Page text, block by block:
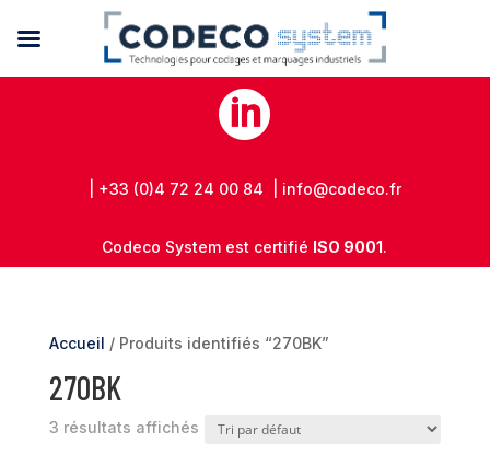

| +33 (0)4 72 24 00 84 | info@codeco.fr
Codeco System est certifié ISO 9001.
Accueil / Produits identifiés “270BK”
270BK
3 résultats affichés